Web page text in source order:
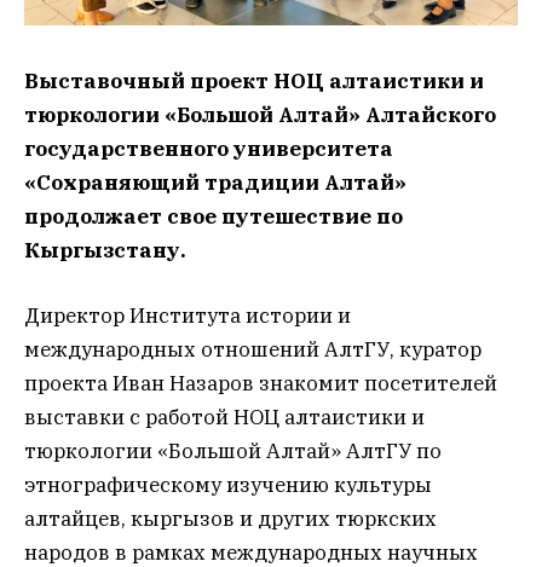
Выставочный проект НОЦ алтаистики и
тюркологии «Большой Алтай» Алтайского
государственного университета
«Сохраняющий традиции Алтай»
продолжает свое путешествие по
Кыргызстану.
Директор Института истории и
международных отношений АлтГУ, куратор
проекта Иван Назаров знакомит посетителей
выставки с работой НОЦ алтаистики и
тюркологии «Большой Алтай» АлтГУ по
этнографическому изучению культуры
алтайцев, кыргызов и других тюркских
народов в рамках международных научных